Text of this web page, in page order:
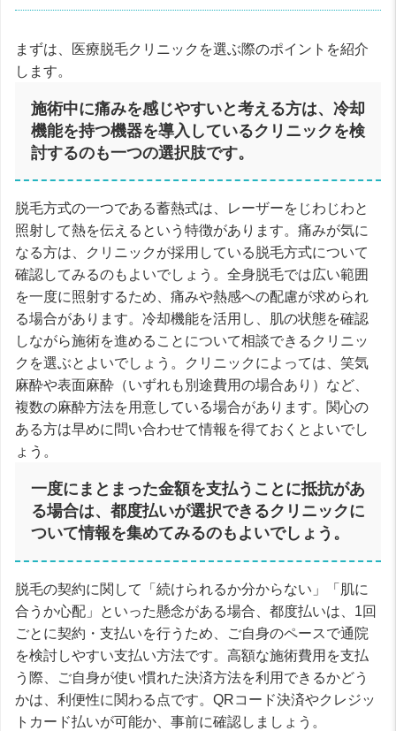
まずは、医療脱毛クリニックを選ぶ際のポイントを紹介
します。
施術中に痛みを感じやすいと考える方は、冷却
機能を持つ機器を導入しているクリニックを検
討するのも一つの選択肢です。
脱毛方式の一つである蓄熱式は、レーザーをじわじわと
照射して熱を伝えるという特徴があります。痛みが気に
なる方は、クリニックが採用している脱毛方式について
確認してみるのもよいでしょう。全身脱毛では広い範囲
を一度に照射するため、痛みや熱感への配慮が求められ
る場合があります。冷却機能を活用し、肌の状態を確認
しながら施術を進めることについて相談できるクリニッ
クを選ぶとよいでしょう。クリニックによっては、笑気
麻酔や表面麻酔（いずれも別途費用の場合あり）など、
複数の麻酔方法を用意している場合があります。関心の
ある方は早めに問い合わせて情報を得ておくとよいでし
ょう。
一度にまとまった金額を支払うことに抵抗があ
る場合は、都度払いが選択できるクリニックに
ついて情報を集めてみるのもよいでしょう。
脱毛の契約に関して「続けられるか分からない」「肌に
合うか心配」といった懸念がある場合、都度払いは、1回
ごとに契約・支払いを行うため、ご自身のペースで通院
を検討しやすい支払い方法です。高額な施術費用を支払
う際、ご自身が使い慣れた決済方法を利用できるかどう
かは、利便性に関わる点です。QRコード決済やクレジッ
トカード払いが可能か、事前に確認しましょう。